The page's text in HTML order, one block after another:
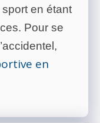
en étant
Pour se
en